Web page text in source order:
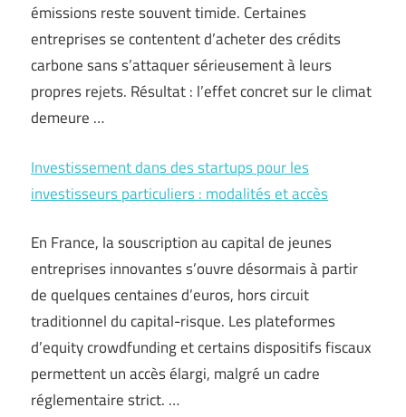
émissions reste souvent timide. Certaines
entreprises se contentent d’acheter des crédits
carbone sans s’attaquer sérieusement à leurs
propres rejets. Résultat : l’effet concret sur le climat
demeure …
Investissement dans des startups pour les
investisseurs particuliers : modalités et accès
En France, la souscription au capital de jeunes
entreprises innovantes s’ouvre désormais à partir
de quelques centaines d’euros, hors circuit
traditionnel du capital-risque. Les plateformes
d’equity crowdfunding et certains dispositifs fiscaux
permettent un accès élargi, malgré un cadre
réglementaire strict. …